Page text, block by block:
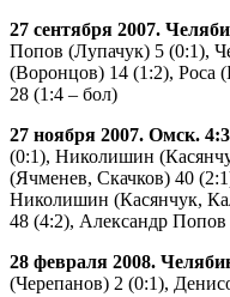
27 сентября 2007.
Попов (Лупачук) 5 (0:1),
(Воронцов) 14 (1:2), Роса
28 (1:4 – бол)
27 ноября 2007. Омск.
(0:1), Николишин
(Ячменев, Скачков) 40
Николишин (Касянчук,
48 (4:2), Александр
28 февраля 2008.
(Черепанов) 2 (0:1),